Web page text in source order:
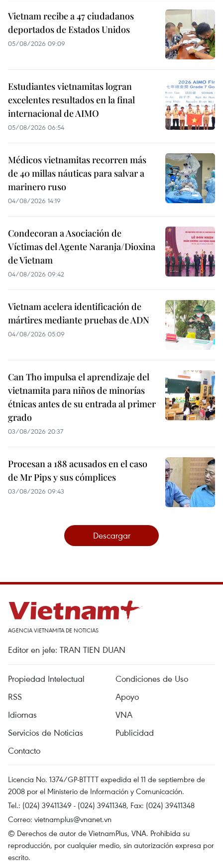
Vietnam recibe a 47 ciudadanos
deportados de Estados Unidos
05/08/2026 09:09
Estudiantes vietnamitas logran
excelentes resultados en la final
internacional de AIMO
05/08/2026 06:54
Médicos vietnamitas recorren más
de 40 millas náuticas para salvar a
marinero ruso
04/08/2026 14:19
Condecoran a Asociación de
Víctimas del Agente Naranja/Dioxina
de Vietnam
04/08/2026 09:42
Vietnam acelera identificación de
mártires mediante pruebas de ADN
04/08/2026 05:09
Can Tho impulsa el aprendizaje del
vietnamita para niños de minorías
étnicas antes de su entrada al primer
grado
03/08/2026 20:37
Procesan a 188 acusados en el caso
de Mr Pips y sus cómplices
03/08/2026 09:43
Descargar
AGENCIA VIETNAMITA DE NOTICIAS
Editor en jefe: TRAN TIEN DUAN
Propiedad Intelectual
Condiciones de Uso
RSS
Apoyo
Idiomas
VNA
Servicios de Noticias
Publicidad
Contacto
Licencia No. 1374/GP-BTTTT expedida el 11 de septiembre de
2008 por el Ministerio de Información y Comunicación.
Tel.: (024) 39411349 - (024) 39411348, Fax: (024) 39411348
Correo: vietnamplus@vnanet.vn
© Derechos de autor de VietnamPlus, VNA. Prohibida su
reproducción, por cualquier medio, sin autorización expresa por
escrito.